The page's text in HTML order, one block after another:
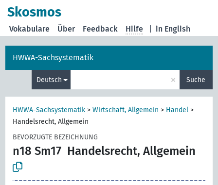
Skosmos
in English
Vokabulare Über Feedback Hilfe
HWWA-Sachsystematik
Deutsch × Suche
HWWA-Sachsystematik >Wirtschaft, Allgemein > Handel >
Handelsrecht, Allgemein
BEVORZUGTE BEZEICHNUNG
n18 Sm17 Handelsrecht, Allgemein